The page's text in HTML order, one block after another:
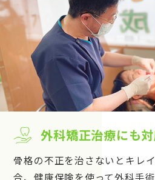
外科矯正治療にも
骨格の不正を治さないとキレ